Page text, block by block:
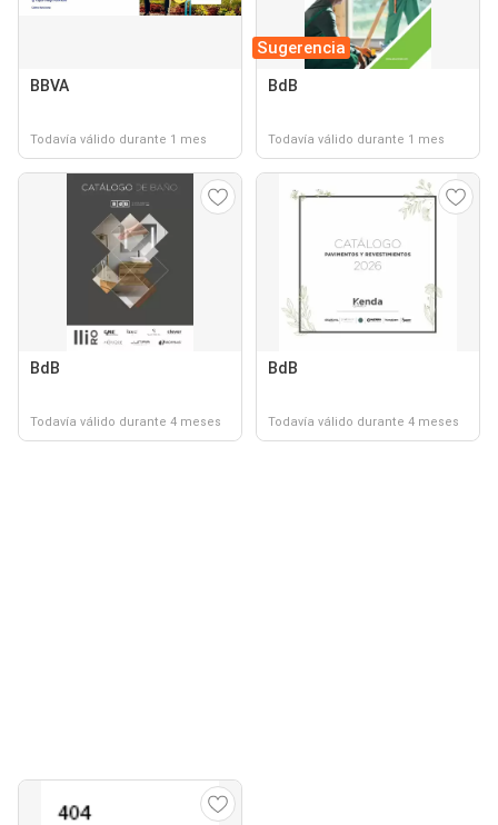
BBVA
Todavía válido durante 1 mes
Sugerencia
BdB
Todavía válido durante 1 mes
BdB
Todavía válido durante 4 meses
BdB
Todavía válido durante 4 meses